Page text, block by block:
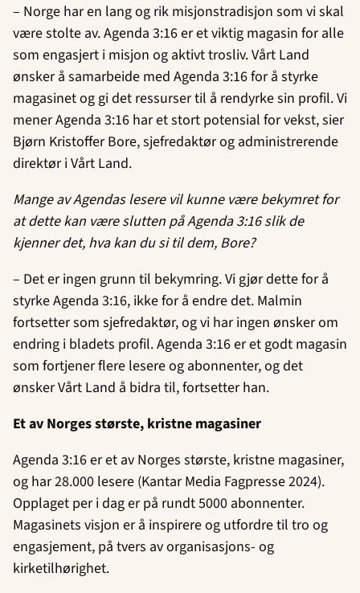
– Norge har en lang og rik misjonstradisjon som vi skal
være stolte av. Agenda 3:16 er et viktig magasin for alle
som engasjert i misjon og aktivt trosliv. Vårt Land
ønsker å samarbeide med Agenda 3:16 for å styrke
magasinet og gi det ressurser til å rendyrke sin profil. Vi
mener Agenda 3:16 har et stort potensial for vekst, sier
Bjørn Kristoffer Bore, sjefredaktør og administrerende
direktør i Vårt Land.
Mange av Agendas lesere vil kunne være bekymret for
at dette kan være slutten på Agenda 3:16 slik de
kjenner det, hva kan du si til dem, Bore?
– Det er ingen grunn til bekymring. Vi gjør dette for å
styrke Agenda 3:16, ikke for å endre det. Malmin
fortsetter som sjefredaktør, og vi har ingen ønsker om
endring i bladets profil. Agenda 3:16 er et godt magasin
som fortjener flere lesere og abonnenter, og det
ønsker Vårt Land å bidra til, fortsetter han.
Et av Norges største, kristne magasiner
Agenda 3:16 er et av Norges største, kristne magasiner,
og har 28.000 lesere (Kantar Media Fagpresse 2024).
Opplaget per i dag er på rundt 5000 abonnenter.
Magasinets visjon er å inspirere og utfordre til tro og
engasjement, på tvers av organisasjons- og
kirketilhørighet.